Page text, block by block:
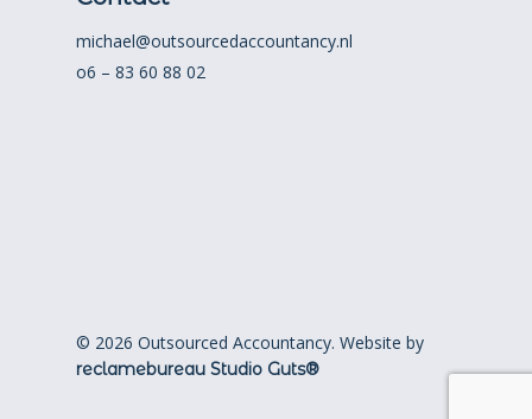
michael@outsourcedaccountancy.nl
o6 – 83 60 88 02
© 2026 Outsourced Accountancy. Website by
reclamebureau Studio Guts®